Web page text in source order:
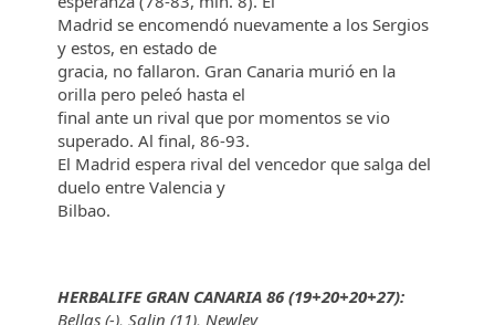
Madrid se encomendó nuevamente a los Sergios
y estos, en estado de
gracia, no fallaron. Gran Canaria murió en la
orilla pero peleó hasta el
final ante un rival que por momentos se vio
superado. Al final, 86-93.
El Madrid espera rival del vencedor que salga del
duelo entre Valencia y
Bilbao.
HERBALIFE GRAN CANARIA 86 (19+20+20+27):
Bellas (-), Salin (11), Newley